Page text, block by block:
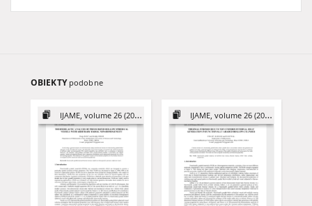
OBIEKTY podobne
IJAME, volume 26 (2021) IJAME, volume 26 (2021)